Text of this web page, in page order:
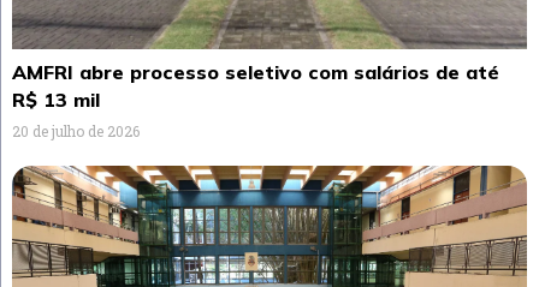
AMFRI abre processo seletivo com salários de até
R$ 13 mil
20 de julho de 2026